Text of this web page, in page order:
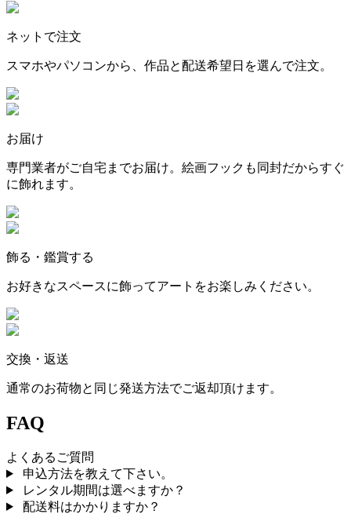
ネットで注文
スマホやパソコンから、作品と配送希望日を選んで注文。
お届け
専門業者がご自宅までお届け。絵画フックも同封だからすぐ
に飾れます。
飾る・鑑賞する
お好きなスペースに飾ってアートをお楽しみください。
交換・返送
通常のお荷物と同じ発送方法でご返却頂けます。
FAQ
よくあるご質問
申込方法を教えて下さい。
レンタル期間は選べますか？
配送料はかかりますか？